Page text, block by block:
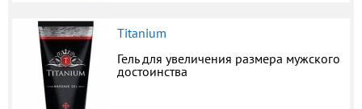
Titanium
Гель для увеличения размера мужского
достоинства